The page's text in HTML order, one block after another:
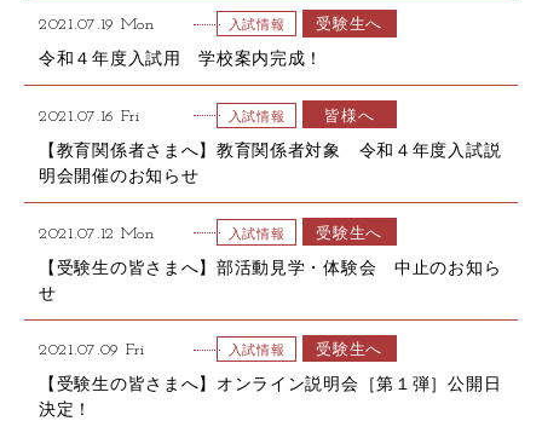
2021.07.19 Mon 入試情報 受験生へ
令和４年度入試用 学校案内完成！
2021.07.16 Fri 入試情報 皆様へ
【教育関係者さまへ】教育関係者対象 令和４年度入試説
明会開催のお知らせ
2021.07.12 Mon 入試情報 受験生へ
【受験生の皆さまへ】部活動見学・体験会 中止のお知ら
せ
2021.07.09 Fri 入試情報 受験生へ
【受験生の皆さまへ】オンライン説明会［第１弾］公開日
決定！